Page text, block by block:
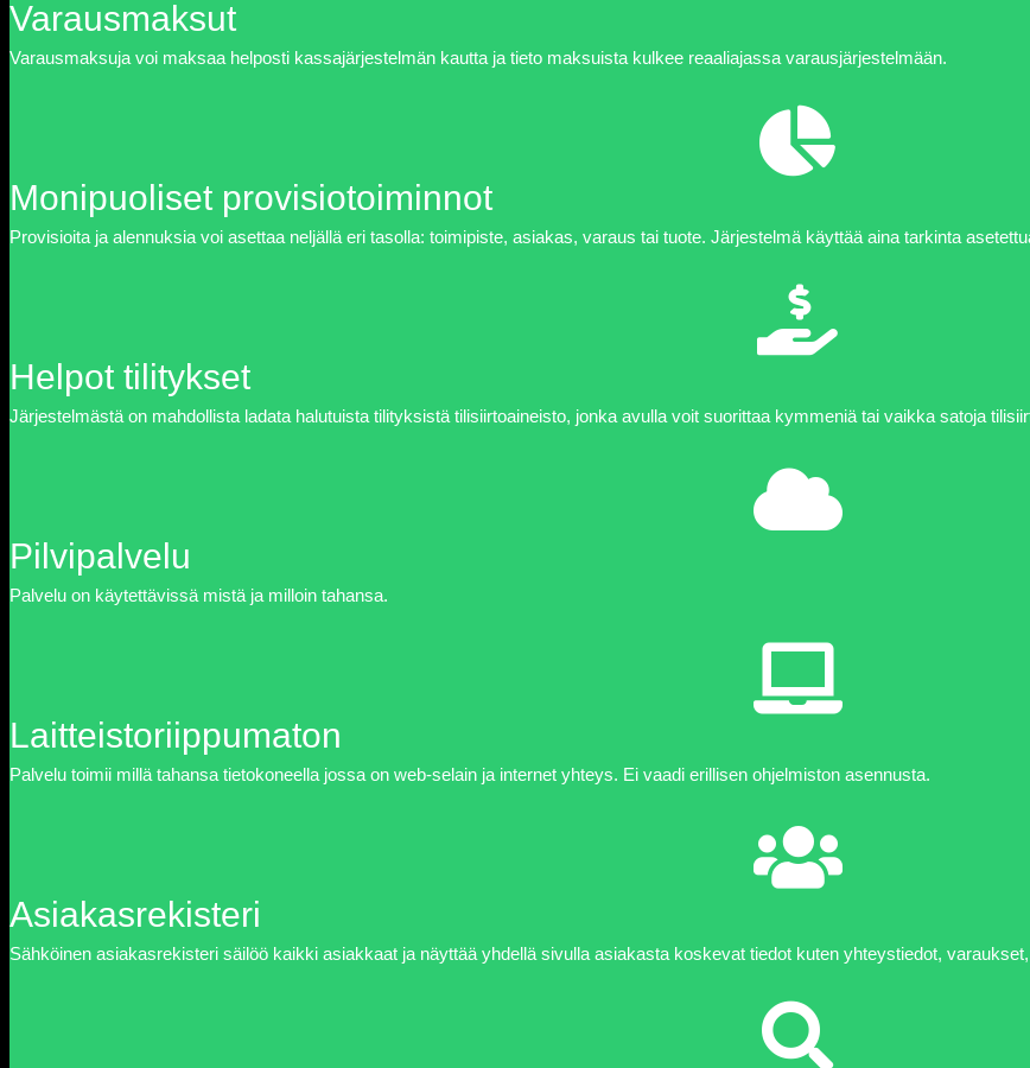
Varausmaksut
Varausmaksuja voi maksaa helposti kassajärjestelmän kautta ja tieto maksuista kulkee reaaliajassa varausjärjestelmään.
Monipuoliset provisiotoiminnot
Provisioita ja alennuksia voi asettaa neljällä eri tasolla: toimipiste, asiakas, varaus tai tuote. Järjestelmä käyttää aina tarkinta
Helpot tilitykset
Järjestelmästä on mahdollista ladata halutuista tilityksistä tilisiirtoaineisto, jonka avulla voit suorittaa kymmeniä tai vaikka satoja
Pilvipalvelu
Palvelu on käytettävissä mistä ja milloin tahansa.
Laitteistoriippumaton
Palvelu toimii millä tahansa tietokoneella jossa on web-selain ja internet yhteys. Ei vaadi erillisen ohjelmiston asennusta.
Asiakasrekisteri
Sähköinen asiakasrekisteri säilöö kaikki asiakkaat ja näyttää yhdellä sivulla asiakasta koskevat tiedot kuten yhteystiedot,